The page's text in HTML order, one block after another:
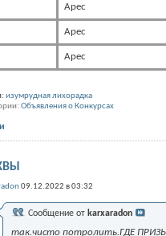
Арес
Арес
Арес
изумрудная лихорадка
Объявления о Конкурсах
09.12.2022 в 03:32
Сообщение от karxaradon
так.чисто потролить.ГДЕ